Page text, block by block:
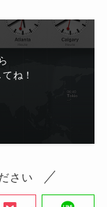
ね！
さい